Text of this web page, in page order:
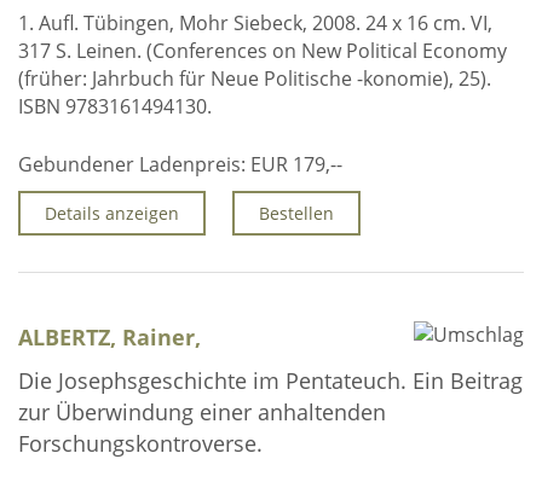
1. Aufl. Tübingen, Mohr Siebeck, 2008. 24 x 16 cm. VI,
317 S. Leinen. (Conferences on New Political Economy
(früher: Jahrbuch für Neue Politische -konomie), 25).
ISBN 9783161494130.
Gebundener Ladenpreis: EUR 179,--
Details anzeigen Bestellen
ALBERTZ, Rainer,
Die Josephsgeschichte im Pentateuch. Ein Beitrag
zur Überwindung einer anhaltenden
Forschungskontroverse.